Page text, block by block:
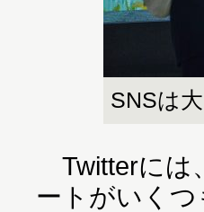
SNSは
Twitterには
ートがいくつ